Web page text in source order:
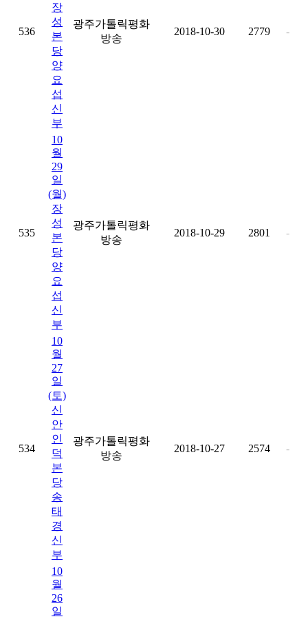
536
장
성
본
당
양
요
섭
신
부
광주가톨릭평화
방송
2018-10-30 2779 -
535
10
월
29
일
(월)
장
성
본
당
양
요
섭
신
부
광주가톨릭평화
방송
2018-10-29 2801 -
534
10
월
27
일
(토)
신
안
인
덕
본
당
송
태
경
신
부
광주가톨릭평화
방송
2018-10-27 2574 -
10
월
26
일